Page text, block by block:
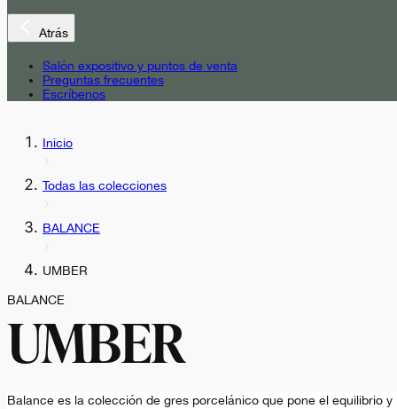
Atrás
Salón expositivo y puntos de venta
Preguntas frecuentes
Escríbenos
Inicio
Todas las colecciones
BALANCE
UMBER
BALANCE
UMBER
Balance es la colección de gres porcelánico que pone el equilibrio y